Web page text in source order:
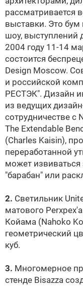
рассматривается
выставки. Это
шоу, выступлений
2004 году 11-14
состоится
Design Moscow.
и российской
РЕСТЭК". Дизайн
из ведущих
сотрудничестве с
The Extendable
(Charles Kaisin),
переработанной
может
"барабан" или
2. Светильник
матового
Койама (Nahoko
геометрический
куб.
3. Многомерное
стенде Bisazza